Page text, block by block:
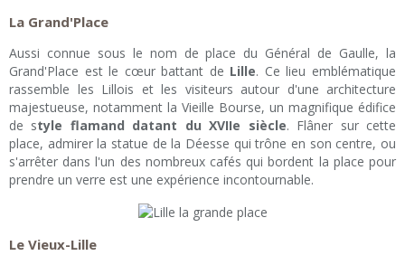
La Grand'Place
Aussi connue sous le nom de place du Général de Gaulle, la
Grand'Place est le cœur battant de Lille. Ce lieu emblématique
rassemble les Lillois et les visiteurs autour d'une architecture
majestueuse, notamment la Vieille Bourse, un magnifique édifice
de style flamand datant du XVIIe siècle. Flâner sur cette
place, admirer la statue de la Déesse qui trône en son centre, ou
s'arrêter dans l'un des nombreux cafés qui bordent la place pour
prendre un verre est une expérience incontournable.
Le Vieux-Lille